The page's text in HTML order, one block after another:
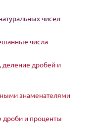
чисел
числа
дробей и
знаменателями
дроби и проценты